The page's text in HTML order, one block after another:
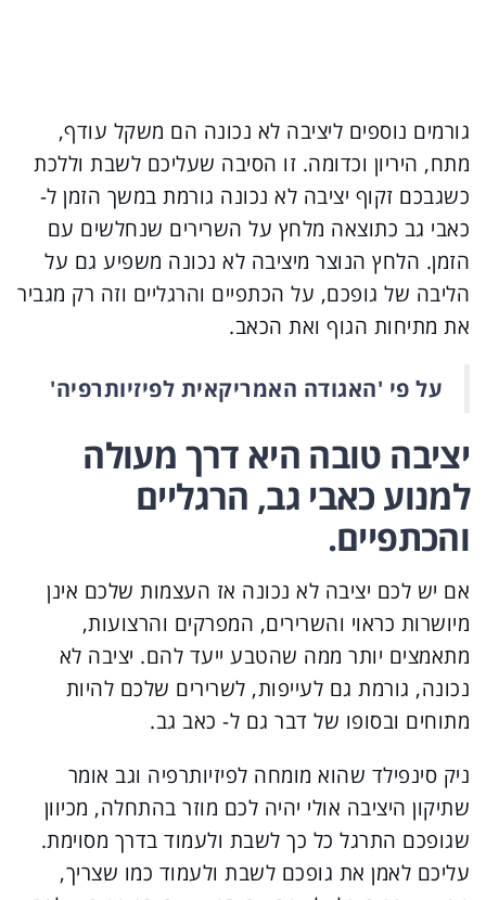
גורמים נוספים ליציבה לא נכונה הם משקל עודף,
מתח, היריון וכדומה. זו הסיבה שעליכם לשבת וללכת
כשגבכם זקוף יציבה לא נכונה גורמת במשך הזמן ל-
כאבי גב כתוצאה מלחץ על השרירים שנחלשים עם
הזמן. הלחץ הנוצר מיציבה לא נכונה משפיע גם על
הליבה של גופכם, על הכתפיים והרגליים וזה רק מגביר
את מתיחות הגוף ואת הכאב.
על פי 'האגודה האמריקאית לפיזיותרפיה'
יציבה טובה היא דרך מעולה
למנוע כאבי גב, הרגליים
והכתפיים.
אם יש לכם יציבה לא נכונה אז העצמות שלכם אינן
מיושרות כראוי והשרירים, המפרקים והרצועות,
מתאמצים יותר ממה שהטבע ייעד להם. יציבה לא
נכונה, גורמת גם לעייפות, לשרירים שלכם להיות
מתוחים ובסופו של דבר גם ל- כאב גב.
ניק סינפילד שהוא מומחה לפיזיותרפיה וגב אומר
שתיקון היציבה אולי יהיה לכם מוזר בהתחלה, מכיוון
שגופכם התרגל כל כך לשבת ולעמוד בדרך מסוימת.
עליכם לאמן את גופכם לשבת ולעמוד כמו שצריך,